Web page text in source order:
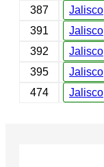
387
Jalisco
391
Jalisco
392
Jalisco
395
Jalisco
474
Jalisco